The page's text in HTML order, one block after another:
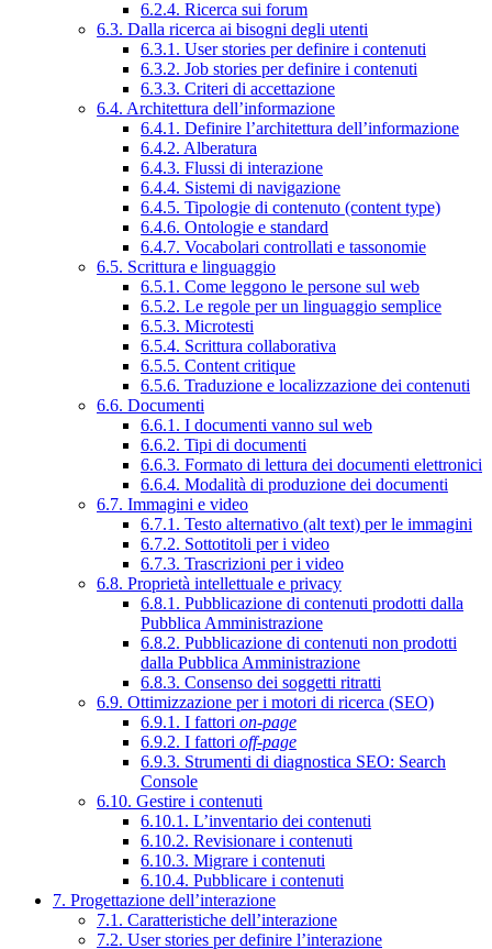
6.2.4. Ricerca sui forum
6.3. Dalla ricerca ai bisogni degli utenti
6.3.1. User stories per definire i contenuti
6.3.2. Job stories per definire i contenuti
6.3.3. Criteri di accettazione
6.4. Architettura dell’informazione
6.4.1. Definire l’architettura dell’informazione
6.4.2. Alberatura
6.4.3. Flussi di interazione
6.4.4. Sistemi di navigazione
6.4.5. Tipologie di contenuto (content type)
6.4.6. Ontologie e standard
6.4.7. Vocabolari controllati e tassonomie
6.5. Scrittura e linguaggio
6.5.1. Come leggono le persone sul web
6.5.2. Le regole per un linguaggio semplice
6.5.3. Microtesti
6.5.4. Scrittura collaborativa
6.5.5. Content critique
6.5.6. Traduzione e localizzazione dei contenuti
6.6. Documenti
6.6.1. I documenti vanno sul web
6.6.2. Tipi di documenti
6.6.3. Formato di lettura dei documenti elettronici
6.6.4. Modalità di produzione dei documenti
6.7. Immagini e video
6.7.1. Testo alternativo (alt text) per le immagini
6.7.2. Sottotitoli per i video
6.7.3. Trascrizioni per i video
6.8. Proprietà intellettuale e privacy
6.8.1. Pubblicazione di contenuti prodotti dalla
Pubblica Amministrazione
6.8.2. Pubblicazione di contenuti non prodotti
dalla Pubblica Amministrazione
6.8.3. Consenso dei soggetti ritratti
6.9. Ottimizzazione per i motori di ricerca (SEO)
6.9.1. I fattori on-page
6.9.2. I fattori off-page
6.9.3. Strumenti di diagnostica SEO: Search
Console
6.10. Gestire i contenuti
6.10.1. L’inventario dei contenuti
6.10.2. Revisionare i contenuti
6.10.3. Migrare i contenuti
6.10.4. Pubblicare i contenuti
7. Progettazione dell’interazione
7.1. Caratteristiche dell’interazione
7.2. User stories per definire l’interazione